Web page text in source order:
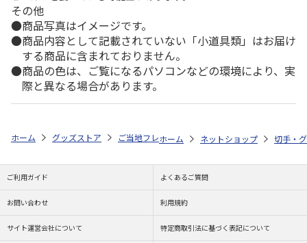
その他
商品写真はイメージです。
商品内容として記載されていない「小道具類」はお届け
する商品に含まれておりません。
商品の色は、ご覧になるパソコンなどの環境により、実
際と異なる場合があります。
ホーム グッズストア ご当地フレーム切手 遺産・国宝・天然記念物
ホーム ネットショップ 切手・
ご利用ガイド よくあるご質問
お問い合わせ 利用規約
サイト運営会社について 特定商取引法に基づく表記について